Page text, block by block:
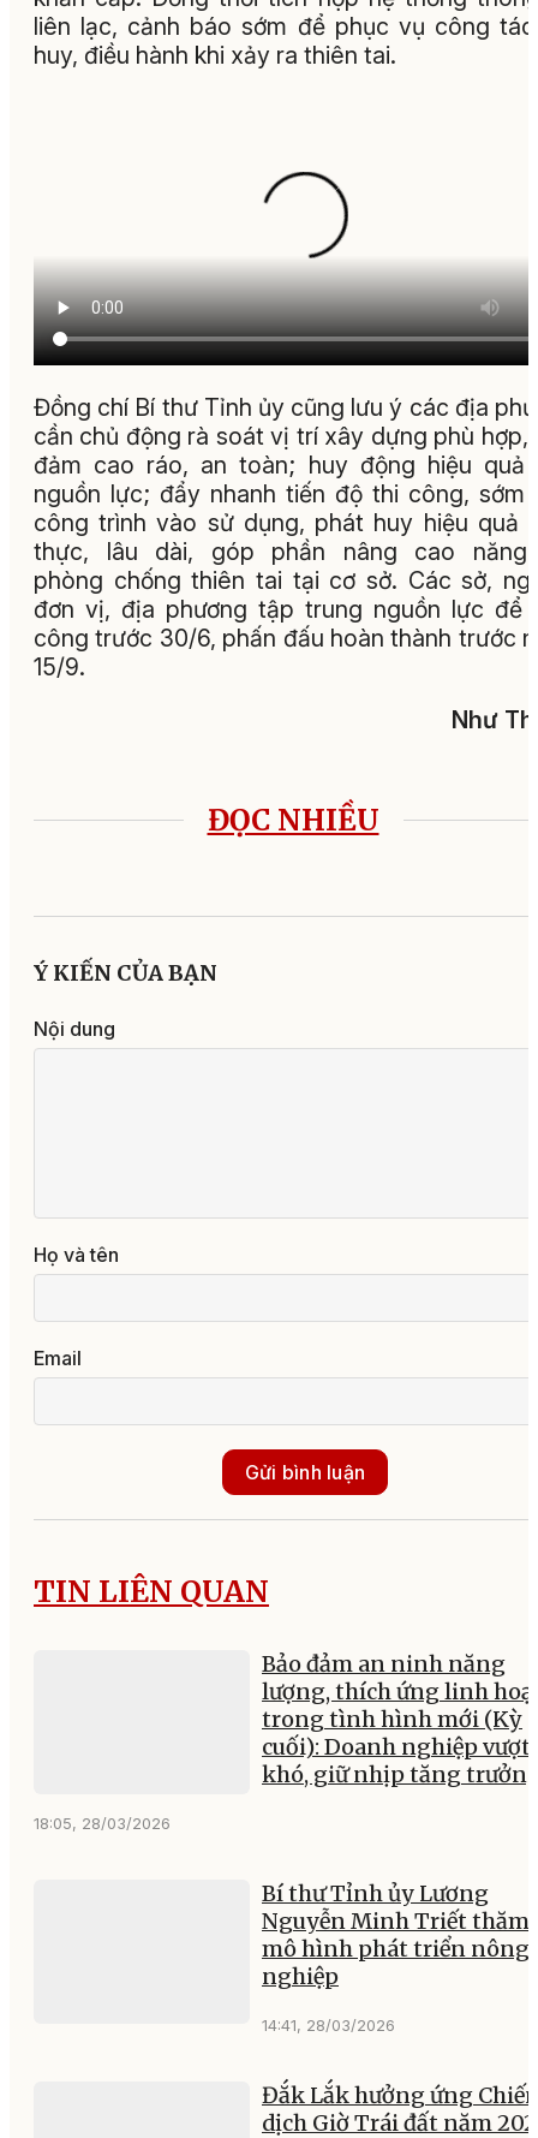
liên lạc, cảnh báo sớm để phục vụ công
huy, điều hành khi xảy ra thiên tai.
Đồng chí Bí thư Tỉnh ủy cũng lưu ý các địa
cần chủ động rà soát vị trí xây dựng phù hợp,
đảm cao ráo, an toàn; huy động hiệu quả
nguồn lực; đẩy nhanh tiến độ thi công, sớm
công trình vào sử dụng, phát huy hiệu quả
thực, lâu dài, góp phần nâng cao năng
phòng chống thiên tai tại cơ sở. Các sở,
đơn vị, địa phương tập trung nguồn lực để
công trước 30/6, phấn đấu hoàn thành trước
15/9.
Như
ĐỌC NHIỀU
Ý KIẾN CỦA BẠN
Nội dung
Họ và tên
Email
Gửi bình luận
TIN LIÊN QUAN
Bảo đảm an ninh năng
lượng, thích ứng linh
trong tình hình mới (Kỳ
cuối): Doanh nghiệp vượt
khó, giữ nhịp tăng
18:05, 28/03/2026
Bí thư Tỉnh ủy Lương
Nguyễn Minh Triết thăm
mô hình phát triển nông
nghiệp
14:41, 28/03/2026
Đắk Lắk hưởng ứng
dịch Giờ Trái đất năm